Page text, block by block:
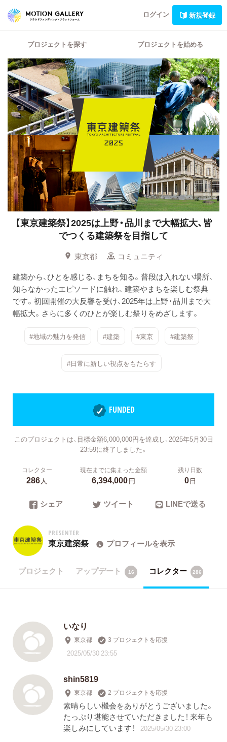
ログイン 新規登録
プロジェクトを探す プロジェクトを始める
【東京建築祭】2025は上野・品川まで大幅拡大、皆
でつくる建築祭を目指して
東京都
コミュニティ
建築から、ひとを感じる、まちを知る。普段は入れない場所、
知らなかったエピソードに触れ、 建築やまちを楽しむ祭典
です。初回開催の大反響を受け、2025年は上野・品川まで大
幅拡大。さらに多くのひとが楽しむ祭りをめざします。
#地域の魅力を発信 #建築 #東京 #建築祭
#日常に新しい視点をもたらす
FUNDED
このプロジェクトは、目標金額6,000,000円を達成し、2025年5月30日
23:59に終了しました。
コレクター
286人
現在までに集まった金額
6,394,000円
残り日数
0日
シェア ツイート LINEで送る
PRESENTER
東京建築祭 プロフィールを表示
プロジェクト アップデート 16 コレクター 286
いなり
東京都 3 プロジェクトを応援
2025/05/30 23:55
shin5819
東京都 2 プロジェクトを応援
素晴らしい機会をありがとうございました。
たっぷり堪能させていただきました！ 来年も
楽しみにしています！
2025/05/30 23:00